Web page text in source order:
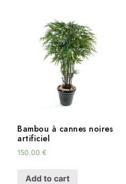
Bambou à cannes noires
artificiel
150.00 €
Add to cart